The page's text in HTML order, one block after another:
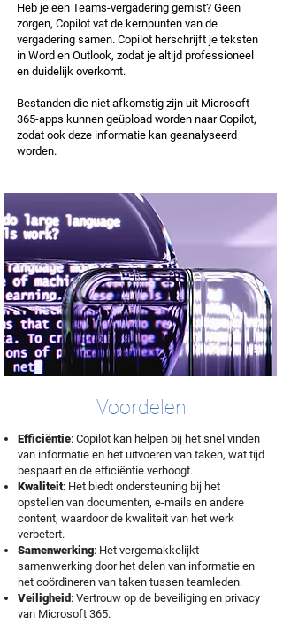
Heb je een Teams-vergadering gemist? Geen
zorgen, Copilot vat de kernpunten van de
vergadering samen. Copilot herschrijft je teksten
in Word en Outlook, zodat je altijd professioneel
en duidelijk overkomt.
Bestanden die niet afkomstig zijn uit Microsoft
365-apps kunnen geüpload worden naar Copilot,
zodat ook deze informatie kan geanalyseerd
worden.
Voordelen
Efficiëntie: Copilot kan helpen bij het snel vinden
van informatie en het uitvoeren van taken, wat tijd
bespaart en de efficiëntie verhoogt.
Kwaliteit: Het biedt ondersteuning bij het
opstellen van documenten, e-mails en andere
content, waardoor de kwaliteit van het werk
verbetert.
Samenwerking: Het vergemakkelijkt
samenwerking door het delen van informatie en
het coördineren van taken tussen teamleden.
Veiligheid : Vertrouw op de beveiliging en privacy
van Microsoft 365.